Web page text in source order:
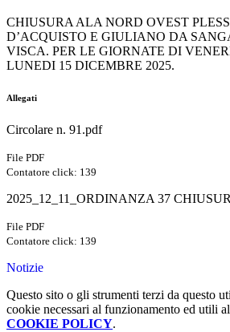
CHIUSURA ALA NORD OVEST
D’ACQUISTO E GIULIANO DA
VISCA. PER LE GIORNATE DI
LUNEDI 15 DICEMBRE 2025.
Allegati
Circolare n. 91.pdf
File PDF
Contatore click: 139
2025_12_11_ORDINANZA 37
File PDF
Contatore click: 139
Notizie
Questo sito o gli strumenti terzi da questo
cookie necessari al funzionamento ed utili
COOKIE POLICY.